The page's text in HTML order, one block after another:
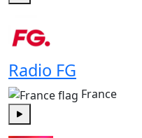
Radio FG
France